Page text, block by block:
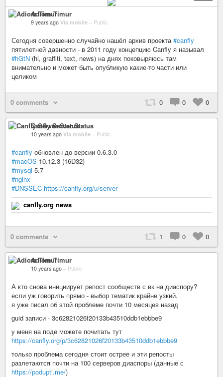
Adiom Timur
9 years ago Via mobile – Public
Сегодня совершенно случайно нашёл архив проекта #canfly
пятилетней давности - в 2011 году концепцию Canfly я называл
#hGtN (hi, graffiti, text, news) на днях поковыряюсь там
внимательно и может быть опубликую какие-то части или
целиком
0 comments 0 0 0
Canfly Server Status
10 years ago Via mobile – Public
#canfly обновлен до версии 0.6.3.0
#macOS 10.12.3 (16D32)
#mysql 5.7
#nginx
#DNSSEC https://canfly.org/u/server
canfly.org news
0 comments 1 0 0
Adiom Timur
10 years ago – Public
А кто снова инициирует репост сообществ с вк на диаспору?
если уж говорить прямо - выбор тематик крайне узкий.
я уже писал об этой проблеме почти 10 месяцев назад
guid записи - 3c62821026f20133b43510ddb1ebbbe9
у меня на поде можете почитать тут
https://canfly.org/p/3c62821026f20133b43510ddb1ebbbe9
только проблема сегодня стоит острее и эти репосты
разлетаются почти на 100 серверов диаспоры (данные с
https://podupti.me/)